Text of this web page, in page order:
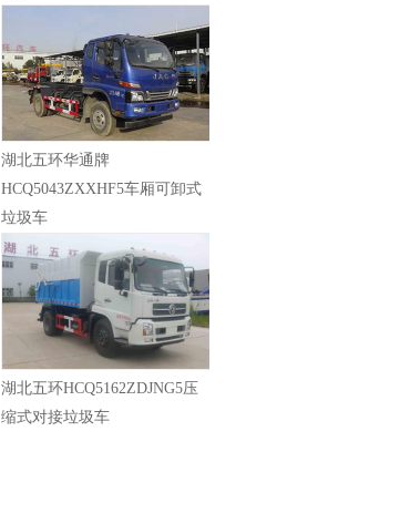
湖北五环华通牌
HCQ5043ZXXHF5车厢可卸式
垃圾车
湖北五环HCQ5162ZDJNG5压
缩式对接垃圾车